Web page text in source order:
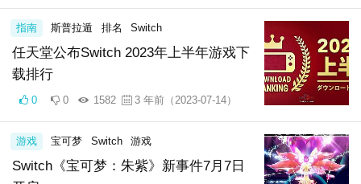
任天堂公布Switch 2023年上半年游戏下
载排行
指南 斯普拉遁 排名 Switch
0 0 1582 3 年前（2023-07-14）
Switch《宝可梦：朱紫》新事件7月7日
游戏 宝可梦 Switch 游戏